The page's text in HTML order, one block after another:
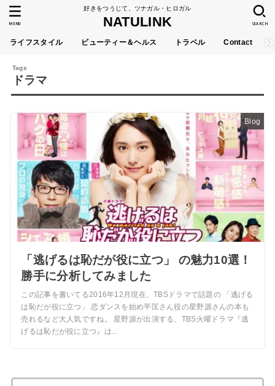
好きをつうじて、ツナガル・ヒロガル
NATULINK
ライフスタイル ビューティー＆ヘルス トラベル Contact
SEARCH
MENU
ドラマ
Blog
「逃げるは恥だが役に立つ」 の魅力10選！
勝手に分析してみました
この記事を書いてる2016年12月現在、TBSドラマで話題の 「逃げる
は恥だが役に立つ」 恋ダンスを始め平匡さん役の星野源さんの本も
売れるなど大人気ですね。 星野源が出演する、TBS火曜ドラマ『逃
げるは恥だが役に立つ』は...